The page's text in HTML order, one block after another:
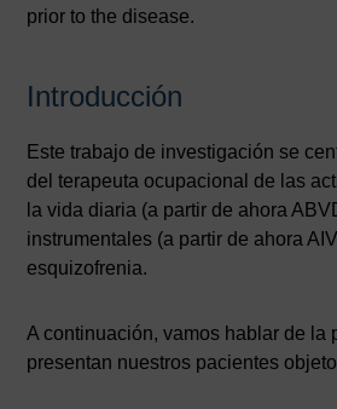
prior to the disease.
Introducción
Este trabajo de investigación se
del terapeuta ocupacional de las
la vida diaria (a partir de ahora
instrumentales (a partir de ahora
esquizofrenia.
A continuación, vamos hablar de la
presentan nuestros pacientes